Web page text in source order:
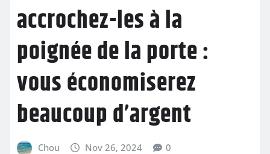
accrochez-les à la
poignée de la porte :
vous économiserez
beaucoup d’argent
Chou Nov 26, 2024 0